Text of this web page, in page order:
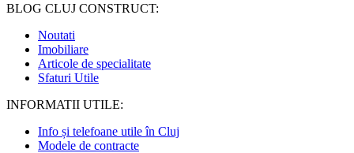
BLOG CLUJ CONSTRUCT:
Noutati
Imobiliare
Articole de specialitate
Sfaturi Utile
INFORMATII UTILE:
Info și telefoane utile în Cluj
Modele de contracte